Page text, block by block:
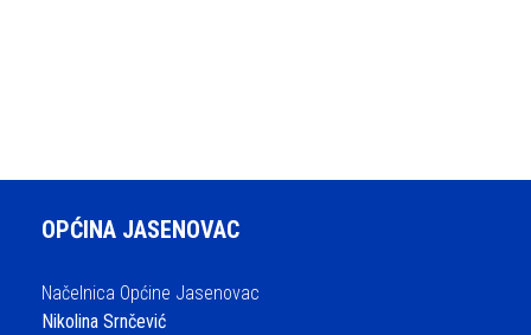
OPĆINA JASENOVAC
Načelnica Općine Jasenovac
Nikolina Srnčević